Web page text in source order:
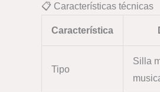
📋 Características técnicas
Característica
Tipo
Silla